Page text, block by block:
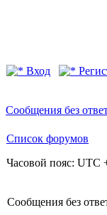
Вход
Сообщения без
Список форумов
Часовой пояс: UTC
Сообщения без